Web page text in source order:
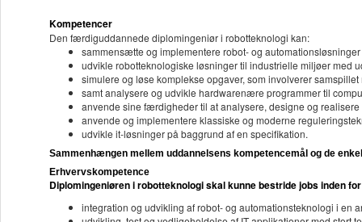
Kompetencer
Den færdiguddannede diplomingeniør i robotteknologi kan:
sammensætte og implementere robot- og
udvikle robotteknologiske løsninger til industrielle miljøer med
simulere og løse komplekse opgaver, som involverer
samt analysere og udvikle hardwarenære programmer til
anvende sine færdigheder til at analysere, designe og
anvende og implementere klassiske og moderne
udvikle it-løsninger på baggrund af en specifikation.
Sammenhængen mellem uddannelsens kompetencemål og de
Erhvervskompetence
Diplomingeniøren i robotteknologi skal kunne bestride jobs inden
integration og udvikling af robot- og automationsteknologi i en